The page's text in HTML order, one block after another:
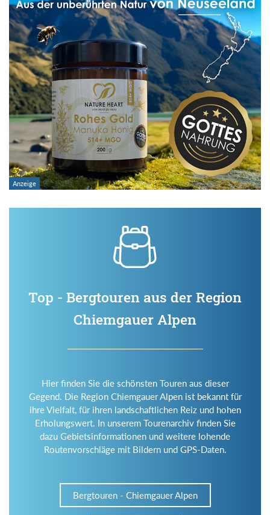
Top - Bergtouren aus der Region
Chiemgauer Alpen
Hier finden Sie die schönsten Touren aus dieser
Gegend. Die Region Chiemgauer Alpen ist bekannt für
ihre Vielfalt, für ihren landschaftlichen Reiz und hohen
Erholungswert. In unserem Tourenarchiv finden Sie
dazu Gebietsinformationen und weitere lohende
Routenvorschläge mit Bildern und GPS-Daten.
Bergtouren - Chiemgauer Alpen